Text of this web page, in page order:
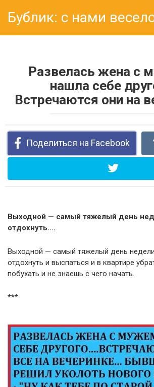
контенту
Бублик: с нами
Развелась жена с
нашла себе
Встречаются они на
Поделиться на Facebook
Выходной — самый тяжелый день
отдохнуть….
Выходной — самый тяжелый день
отдохнуть и выспаться и в квартире
побухать и не знаешь с чего начать.
***